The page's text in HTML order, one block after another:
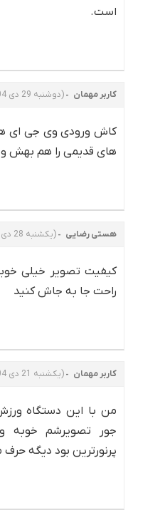
است.
کاربر مهمان (دوشنبه 29 دی 1404 - 21:18)
کاش ورودی وی جی ای
های قدیمی را هم بهش
هستی رضایی (یکشنبه 28 دی 1404 - 12:01)
کیفیت تصویر خیلی
راحت جا به جاش کنید
کاربر مهمان (یکشنبه 21 دی 1404 - 10:50)
من با این دستگاه
جور تصویرشم خوبه
پرنورترین بود دیگه